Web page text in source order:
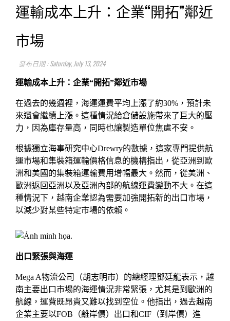
運輸成本上升：企業“開拓”鄰近
市場
發布日期 : Saturday, July 13, 2024
運輸成本上升：企業“開拓”鄰近市場
在過去的幾週裡，海運運費平均上漲了約30%，預計未
來還會繼續上漲。這種情況給倉儲設施帶來了巨大的壓
力，因為庫存量高，同時也讓製造單位焦慮不安。
根據獨立海事研究中心Drewry的數據，這家專門提供航
運市場和集裝箱運輸價格信息的機構指出，從亞洲到歐
洲和美國的集裝箱運輸費用增幅最大。然而，從美洲、
歐洲返回亞洲以及亞洲內部的航線運費變動不大。在這
種情況下，越南企業認為需要加強開拓新的出口市場，
以減少對某些特定市場的依賴。
出口緊張與海運
Mega A物流公司（胡志明市）的總經理鄧廷龍表示，越
南主要出口市場的海運情況非常緊張，尤其是到歐洲的
航線，運費既昂貴又難以找到空位。他指出，過去越南
企業主要以FOB（離岸價）出口和CIF（到岸價）進